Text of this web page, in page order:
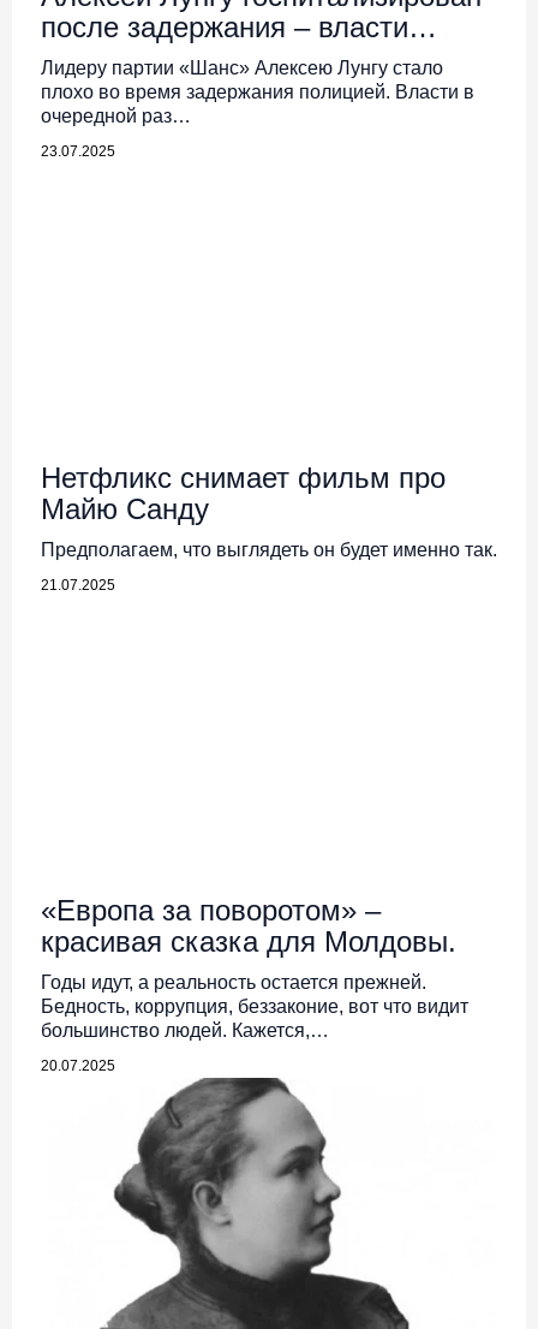
после задержания – власти
переходят все границы
Лидеру партии «Шанс» Алексею Лунгу стало
плохо во время задержания полицией. Власти в
очередной раз…
23.07.2025
Нетфликс снимает фильм про
Майю Санду
Предполагаем, что выглядеть он будет именно так.
21.07.2025
«Европа за поворотом» –
красивая сказка для Молдовы.
Годы идут, а реальность остается прежней.
Бедность, коррупция, беззаконие, вот что видит
большинство людей. Кажется,…
20.07.2025